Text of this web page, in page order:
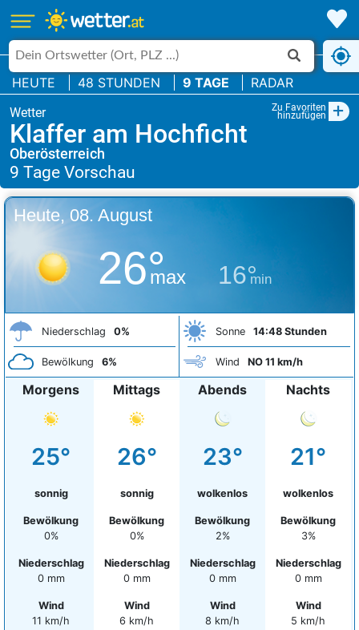
HEUTE 48 STUNDEN 9 TAGE RADAR
Zu Favoriten
hinzufügen +
Klaffer am Hochficht
Oberösterreich
Heute, 08. August
26°
max 16°
min
Niederschlag 0%
Bewölkung 6%
Sonne 14:48 Stunden
Wind NO 11 km/h
Morgens
25°
sonnig
Bewölkung
0%
Niederschlag
0 mm
Wind
11 km/h
Mittags
26°
sonnig
Bewölkung
0%
Niederschlag
0 mm
Wind
6 km/h
Abends
23°
wolkenlos
Bewölkung
2%
Niederschlag
0 mm
Wind
8 km/h
Nachts
21°
wolkenlos
Bewölkung
3%
Niederschlag
0 mm
Wind
5 km/h